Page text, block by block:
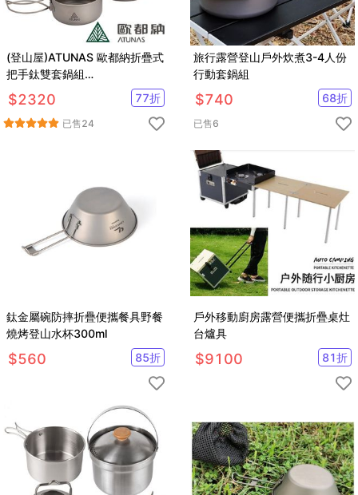
(登山屋)ATUNAS 歐都納折疊式
把手鈦雙套鍋組
(1100ML/750ML)A2ACBB12N
$2320 77折
已售24
旅行露營登山戶外炊煮3-4人份
行動套鍋組
$740 68折
已售6
鈦金屬碗防摔折疊便攜餐具野餐
燒烤登山水杯300ml
$560 85折
戶外移動廚房露營便攜折疊桌灶
台爐具
$9100 81折